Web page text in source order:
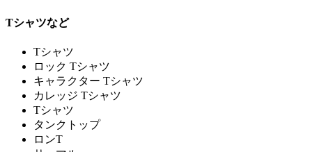
Tシャツなど
Tシャツ
ロック Tシャツ
キャラクター Tシャツ
カレッジ Tシャツ
Tシャツ
タンクトップ
ロンT